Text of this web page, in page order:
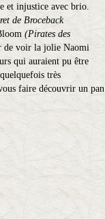
et injustice avec brio.
de Broceback
(Pirates des
de voir la jolie Naomi
qui auraient pu être
très
faire découvrir un pan